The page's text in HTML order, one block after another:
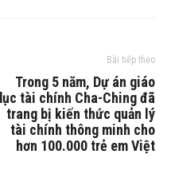
Bài tiếp theo
Trong 5 năm, Dự án giáo
tài chính Cha-Ching đã
trang bị kiến thức quản lý
tài chính thông minh cho
hơn 100.000 trẻ em Việt